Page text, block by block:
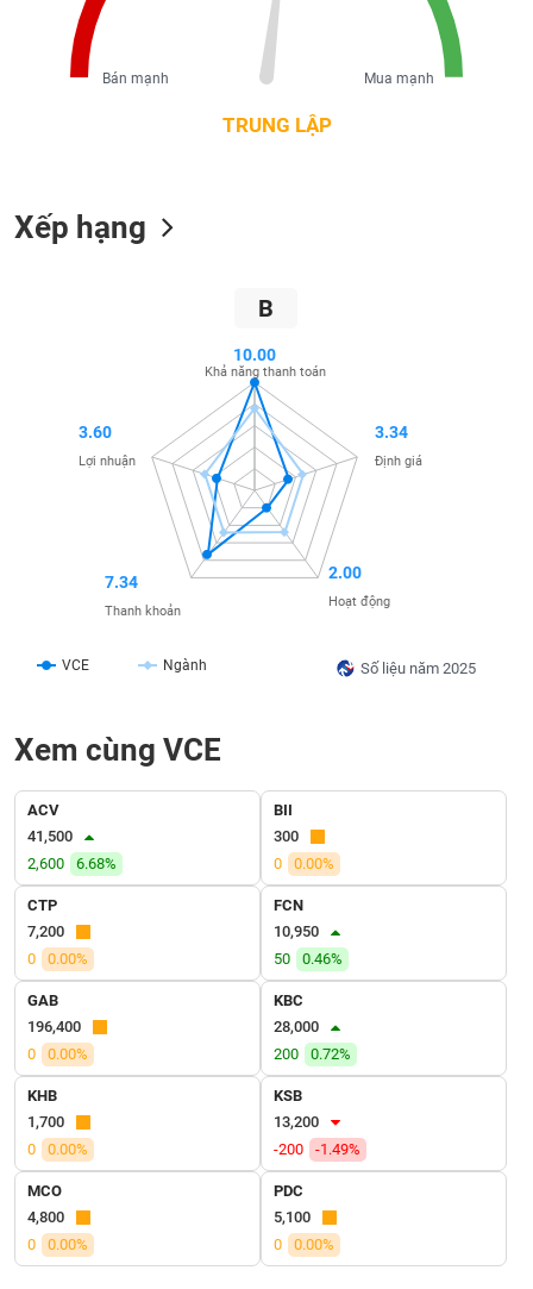
TRUNG LẬP
Mua mạnh
Bán mạnh
Xếp hạng
B
Số liệu năm 2025
VCE Ngành
10.00
Khả năng thanh toán
3.34
Định giá
2.00
Hoạt động
7.34
Thanh khoản
3.60
Lợi nhuận
Xem cùng VCE
ACV
41,500
2,600
6.68%
BII
300
0
0.00%
CTP
7,200
0
0.00%
FCN
10,950
50
0.46%
GAB
196,400
0
0.00%
KBC
28,000
200
0.72%
KHB
1,700
0
0.00%
KSB
13,200
-200
-1.49%
MCO
4,800
0
0.00%
PDC
5,100
0
0.00%
CÔNG
NGHỆ
THÔNG
TIN
DỊCH
VỤ
TRUYỀN
THÔNG
TIỆN
ÍCH